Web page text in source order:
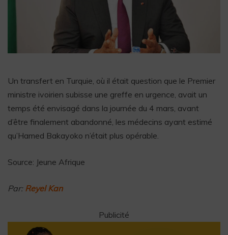
Un transfert en Turquie, où il était question que le Premier
ministre ivoirien subisse une greffe en urgence, avait un
temps été envisagé dans la journée du 4 mars, avant
d’être finalement abandonné, les médecins ayant estimé
qu’Hamed Bakayoko n’était plus opérable.
Source: Jeune Afrique
Par: Reyel Kan
Publicité